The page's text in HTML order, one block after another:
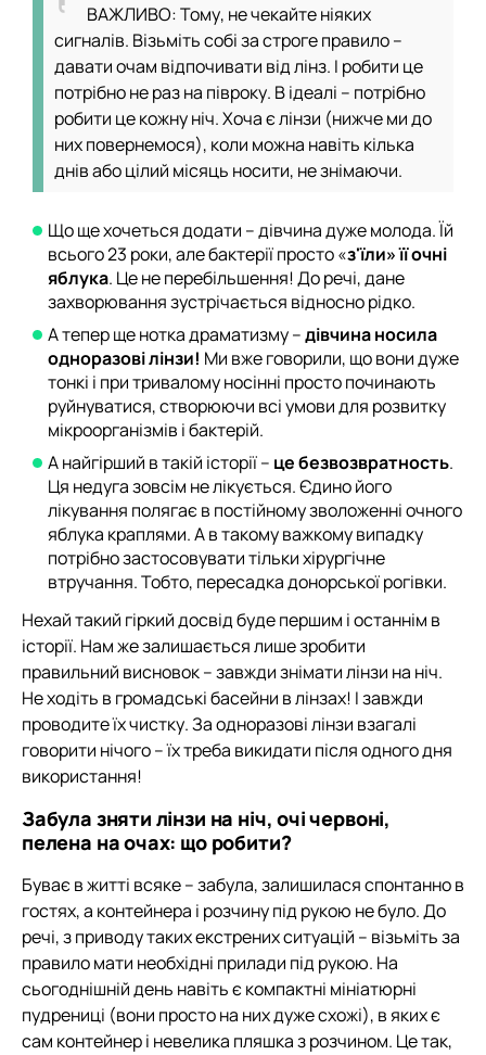
ВАЖЛИВО: Тому, не чекайте ніяких
сигналів. Візьміть собі за строге правило –
давати очам відпочивати від лінз. І робити це
потрібно не раз на півроку. В ідеалі – потрібно
робити це кожну ніч. Хоча є лінзи (нижче ми до
них повернемося), коли можна навіть кілька
днів або цілий місяць носити, не знімаючи.
Що ще хочеться додати – дівчина дуже молода. Їй
всього 23 роки, але бактерії просто «з'їли» її очні
яблука. Це не перебільшення! До речі, дане
захворювання зустрічається відносно рідко.
А тепер ще нотка драматизму –дівчина носила
одноразові лінзи! Ми вже говорили, що вони дуже
тонкі і при тривалому носінні просто починають
руйнуватися, створюючи всі умови для розвитку
мікроорганізмів і бактерій.
А найгірший в такій історії – це безвозвратность.
Ця недуга зовсім не лікується. Єдино його
лікування полягає в постійному зволоженні очного
яблука краплями. А в такому важкому випадку
потрібно застосовувати тільки хірургічне
втручання. Тобто, пересадка донорської рогівки.
Нехай такий гіркий досвід буде першим і останнім в
історії. Нам же залишається лише зробити
правильний висновок – завжди знімати лінзи на ніч.
Не ходіть в громадські басейни в лінзах! І завжди
проводите їх чистку. За одноразові лінзи взагалі
говорити нічого – їх треба викидати після одного дня
використання!
Забула зняти лінзи на ніч, очі червоні,
пелена на очах: що робити?
Буває в житті всяке – забула, залишилася спонтанно в
гостях, а контейнера і розчину під рукою не було. До
речі, з приводу таких екстрених ситуацій – візьміть за
правило мати необхідні прилади під рукою. На
сьогоднішній день навіть є компактні мініатюрні
пудрениці (вони просто на них дуже схожі), в яких є
сам контейнер і невелика пляшка з розчином. Це так,